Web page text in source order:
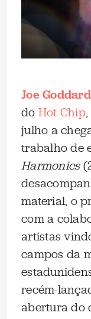
Joe Goddard
do Hot Chip
julho a
trabalho de
Harmonics
material, o
com a
artistas
campos da
recém-
abertura do